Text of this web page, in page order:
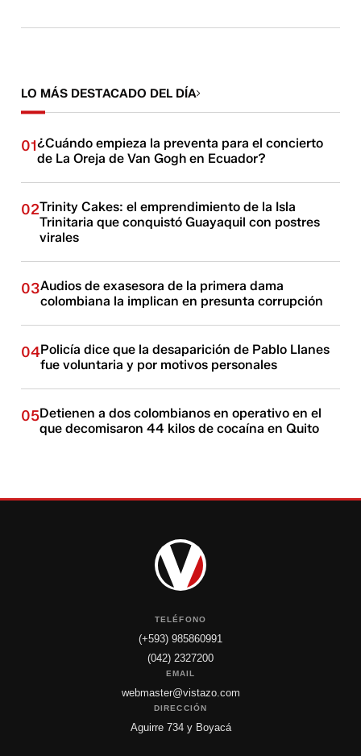
LO MÁS DESTACADO DEL DÍA
01¿Cuándo empieza la preventa para el concierto
de La Oreja de Van Gogh en Ecuador?
02Trinity Cakes: el emprendimiento de la Isla
Trinitaria que conquistó Guayaquil con postres
virales
03Audios de exasesora de la primera dama
colombiana la implican en presunta corrupción
04Policía dice que la desaparición de Pablo Llanes
fue voluntaria y por motivos personales
05Detienen a dos colombianos en operativo en el
que decomisaron 44 kilos de cocaína en Quito
TELÉFONO
(+593) 985860991
(042) 2327200
EMAIL
webmaster@vistazo.com
DIRECCIÓN
Aguirre 734 y Boyacá